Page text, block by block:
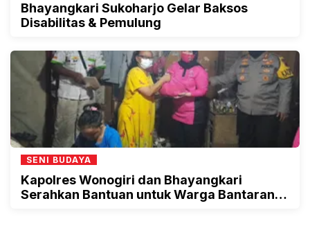
Bhayangkari Sukoharjo Gelar Baksos
Disabilitas & Pemulung
SENI BUDAYA
Kapolres Wonogiri dan Bhayangkari
Serahkan Bantuan untuk Warga Bantaran